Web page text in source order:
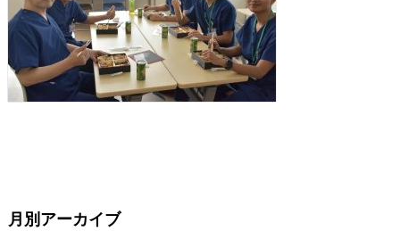
月別アーカイブ